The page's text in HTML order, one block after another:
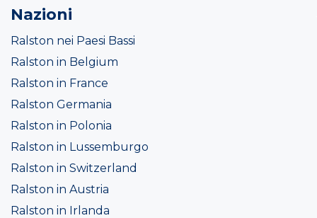
Nazioni
Ralston nei Paesi Bassi
Ralston in Belgium
Ralston in France
Ralston Germania
Ralston in Polonia
Ralston in Lussemburgo
Ralston in Switzerland
Ralston in Austria
Ralston in Irlanda